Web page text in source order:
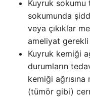
Kuyruk sokumu
sokumunda
veya çıkıklar
ameliyat
Kuyruk kemiği
durumların
kemiği
(tümör gibi)